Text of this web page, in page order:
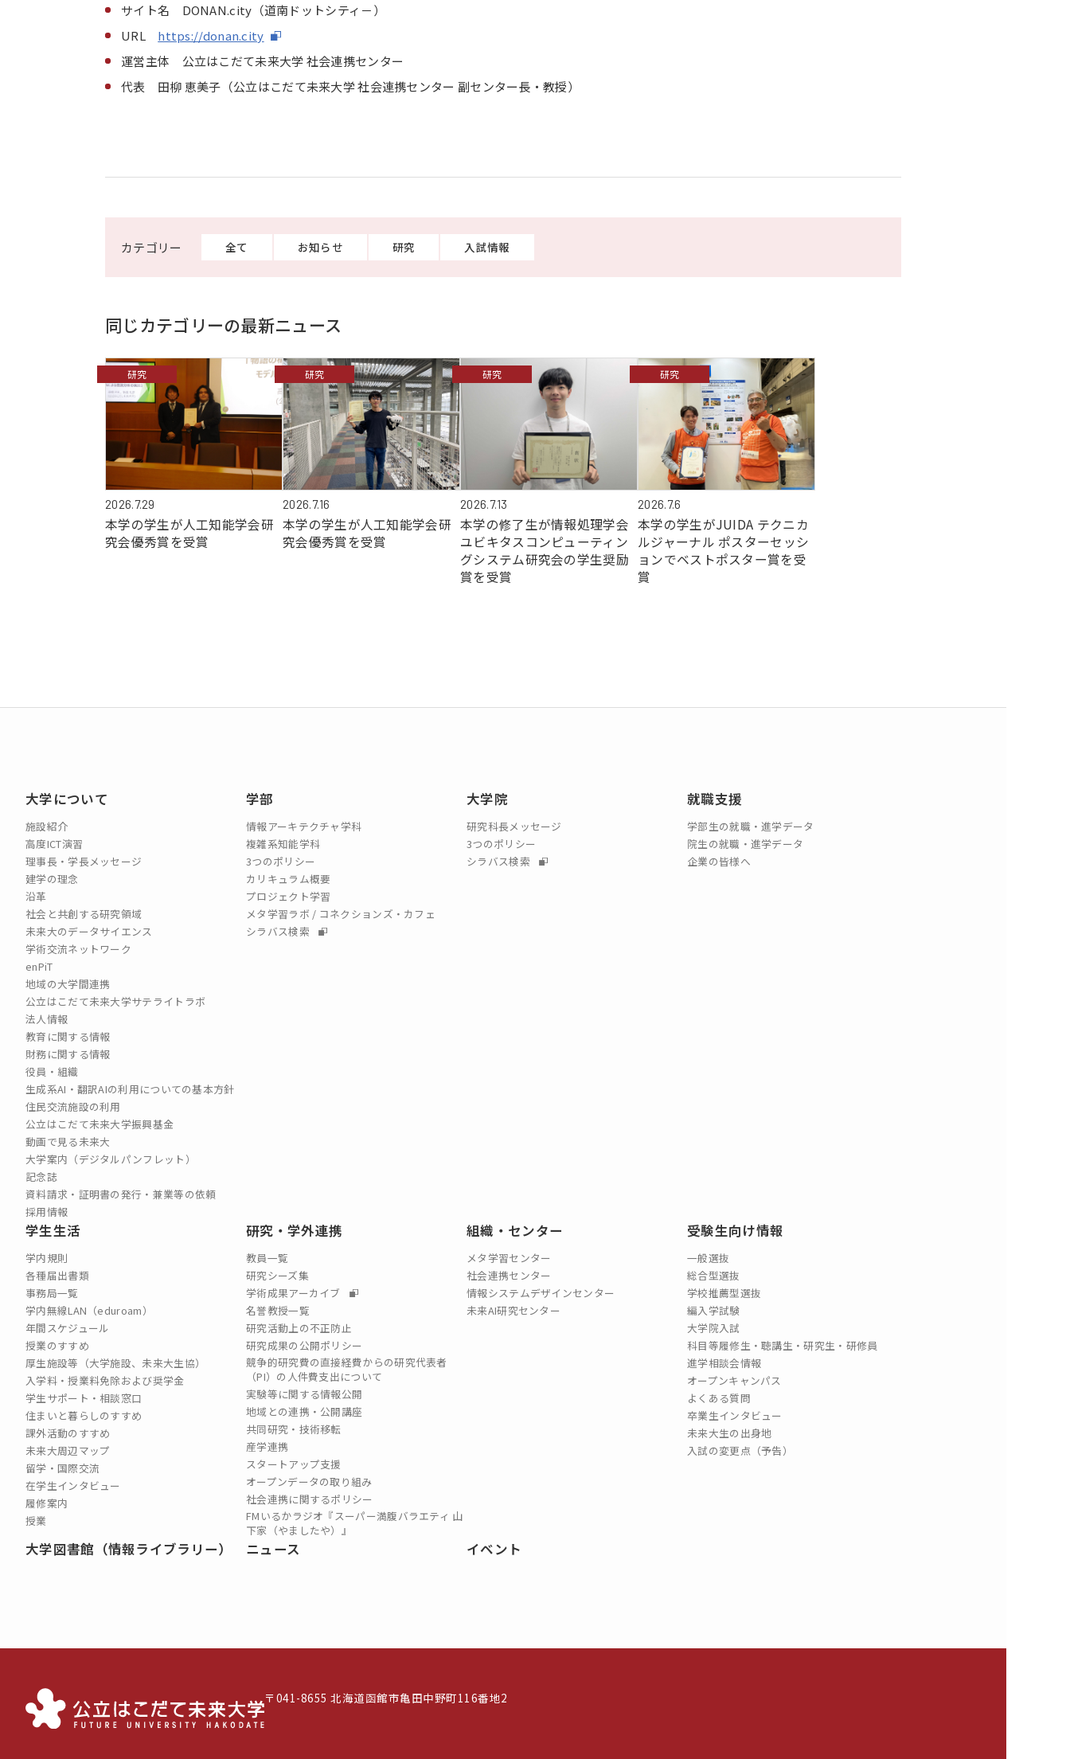
サイト名 DONAN.city（道南ドットシティ－）
URL https://donan.city
運営主体 公立はこだて未来大学 社会連携センター
代表 田柳 恵美子（公立はこだて未来大学 社会連携センター 副センター長・教授）
全て お知らせ 研究 入試情報
同じカテゴリーの最新ニュース
研究
2026.7.29
本学の学生が人工知能学会研
究会優秀賞を受賞
研究
2026.7.16
本学の学生が人工知能学会研
究会優秀賞を受賞
研究
2026.7.13
本学の修了生が情報処理学会
ユビキタスコンピューティン
グシステム研究会の学生奨励
賞を受賞
研究
2026.7.6
本学の学生がJUIDA テクニカ
ルジャーナル ポスターセッシ
ョンでベストポスター賞を受
賞
大学について
施設紹介
高度ICT演習
理事長・学長メッセージ
建学の理念
沿革
社会と共創する研究領域
未来大のデータサイエンス
学術交流ネットワーク
enPiT
地域の大学間連携
公立はこだて未来大学サテライトラボ
法人情報
教育に関する情報
財務に関する情報
役員・組織
生成系AI・翻訳AIの利用についての基本方針
住民交流施設の利用
公立はこだて未来大学振興基金
動画で見る未来大
大学案内（デジタルパンフレット）
記念誌
資料請求・証明書の発行・兼業等の依頼
採用情報
学部
情報アーキテクチャ学科
複雑系知能学科
3つのポリシー
カリキュラム概要
プロジェクト学習
メタ学習ラボ / コネクションズ・カフェ
シラバス検索
大学院
研究科長メッセージ
3つのポリシー
シラバス検索
就職支援
学部生の就職・進学データ
院生の就職・進学データ
企業の皆様へ
学生生活
学内規則
各種届出書類
事務局一覧
学内無線LAN（eduroam）
年間スケジュール
授業のすすめ
厚生施設等（大学施設、未来大生協）
入学料・授業料免除および奨学金
学生サポート・相談窓口
住まいと暮らしのすすめ
課外活動のすすめ
未来大周辺マップ
留学・国際交流
在学生インタビュー
履修案内
授業
研究・学外連携
教員一覧
研究シーズ集
学術成果アーカイブ
名誉教授一覧
研究活動上の不正防止
研究成果の公開ポリシー
競争的研究費の直接経費からの研究代表者
（PI）の⼈件費⽀出について
実験等に関する情報公開
地域との連携・公開講座
共同研究・技術移転
産学連携
スタートアップ支援
オープンデータの取り組み
社会連携に関するポリシー
FMいるかラジオ『スーパー満腹バラエティ 山
下家（やましたや）』
組織・センター
メタ学習センター
社会連携センター
情報システムデザインセンター
未来AI研究センター
受験生向け情報
一般選抜
総合型選抜
学校推薦型選抜
編入学試験
大学院入試
科目等履修生・聴講生・研究生・研修員
進学相談会情報
オープンキャンパス
よくある質問
卒業生インタビュー
未来大生の出身地
入試の変更点（予告）
大学図書館（情報ライブラリー） ニュース イベント
〒041-8655 北海道函館市亀田中野町116番地2